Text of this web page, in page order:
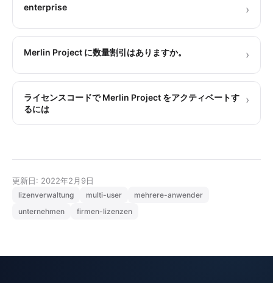
enterprise ›
Merlin Project に数量割引はありますか。 ›
ライセンスコードで Merlin Project をアクティベートす
るには
›
更新日: 2022年2月9日
lizenverwaltung multi-user
mehrere-anwender
unternehmen
firmen-lizenzen